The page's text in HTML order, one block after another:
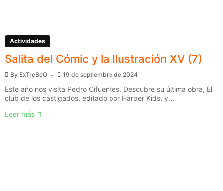
Actividades
Salita del Cómic y la Ilustración XV (7)
By ExTreBeO 19 de septiembre de 2024
Este año nos visita Pedro Cifuentes. Descubre su última obra, El
club de los castigados, editado por Harper Kids, y...
Leer más